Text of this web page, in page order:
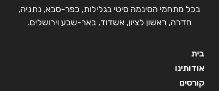
בכל מתחמי הסינמה סיטי בגלילות, כפר-סבא, נתניה,
חדרה, ראשון לציון, אשדוד, באר-שבע וירושלים.
בית
אודותינו
קורסים